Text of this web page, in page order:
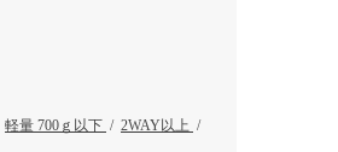
軽量 700ｇ以下 / 2WAY以上 /